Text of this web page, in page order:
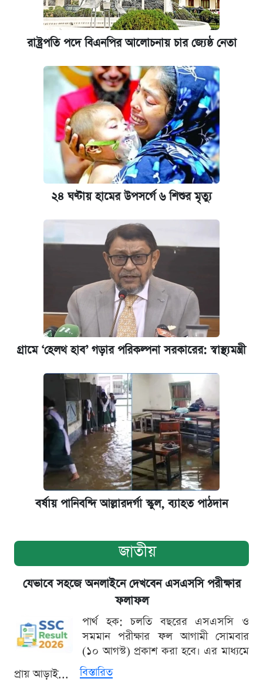
রাষ্ট্রপতি পদে বিএনপির আলোচনায় চার জ্যেষ্ঠ নেতা
২৪ ঘণ্টায় হামের উপসর্গে ৬ শিশুর মৃত্যু
গ্রামে ‘হেলথ হাব’ গড়ার পরিকল্পনা সরকারের: স্বাস্থ্যমন্ত্রী
বর্ষায় পানিবন্দি আল্লারদর্গা স্কুল, ব্যাহত পাঠদান
জাতীয়
যেভাবে সহজে অনলাইনে দেখবেন এসএসসি পরীক্ষার
ফলাফল
পার্থ হক: চলতি বছরের এসএসসি ও
সমমান পরীক্ষার ফল আগামী সোমবার
(১০ আগস্ট) প্রকাশ করা হবে। এর মাধ্যমে
প্রায় আড়াই...
বিস্তারিত